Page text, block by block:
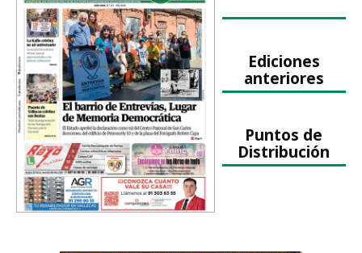
Ediciones
anteriores
Puntos de
Distribución